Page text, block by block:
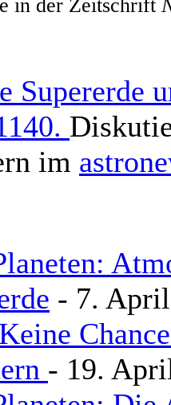
in der Zeitschrift
Supererde
im
- 7.
- 19.